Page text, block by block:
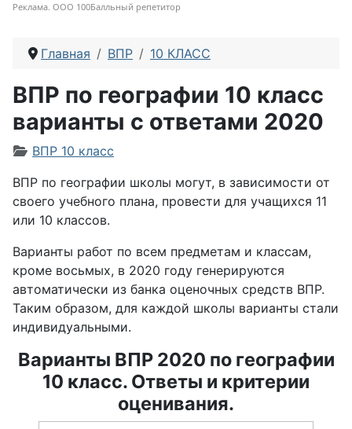
Реклама. ООО 100Балльный репетитор
Главная ВПР 10 КЛАСС
ВПР по географии 10 класс
варианты с ответами 2020
Информация о материале
ВПР 10 класс
ВПР по географии школы могут, в зависимости от
своего учебного плана, провести для учащихся 11
или 10 классов.
Варианты работ по всем предметам и классам,
кроме восьмых, в 2020 году генерируются
автоматически из банка оценочных средств ВПР.
Таким образом, для каждой школы варианты стали
индивидуальными.
Варианты ВПР 2020 по географии
10 класс. Ответы и критерии
оценивания.